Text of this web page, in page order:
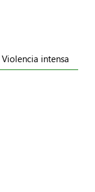
Violencia intensa